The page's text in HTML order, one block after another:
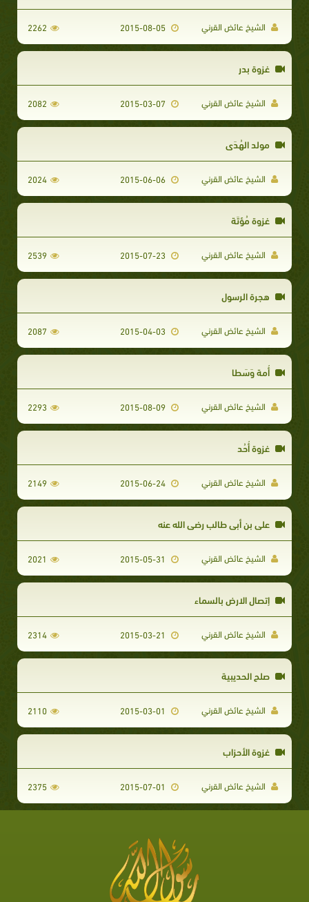
الشيخ عائض القرني 2262
غزوة بدر
الشيخ عائض القرني 2082
مولد الهُدَى
الشيخ عائض القرني 2024
غزوة مُؤتَة
الشيخ عائض القرني 2539
هجرة الرسول
الشيخ عائض القرني 2087
أُمة وَسَطا
الشيخ عائض القرني 2293
غزوة أُحُد
الشيخ عائض القرني 2149
علي بن أبي طالب رضي الله عنه
الشيخ عائض القرني 2021
إتصال الارض بالسماء
الشيخ عائض القرني 2314
صلح الحديبية
الشيخ عائض القرني 2110
غزوة الأحزاب
الشيخ عائض القرني 2375